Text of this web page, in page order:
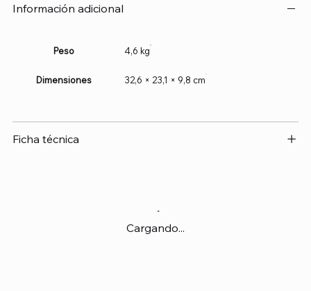
Información adicional
Peso 4,6 kg
Dimensiones 32,6 × 23,1 × 9,8 cm
Ficha técnica
Cargando...